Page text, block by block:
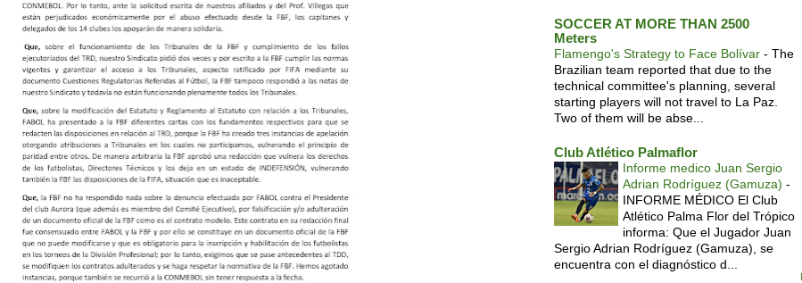
SOCCER AT MORE THAN 2500
Meters
Flamengo's Strategy to Face Bolívar - The
Brazilian team reported that due to the
technical committee's planning, several
starting players will not travel to La Paz.
Two of them will be abse...
Club Atlético Palmaflor
Informe medico Juan Sergio
Adrian Rodríguez (Gamuza) -
INFORME MÉDICO El Club
Atlético Palma Flor del Trópico
informa: Que el Jugador Juan
Sergio Adrian Rodríguez (Gamuza), se
encuentra con el diagnóstico d...